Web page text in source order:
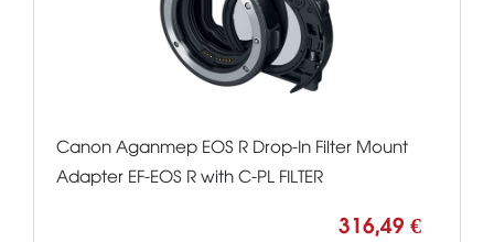
Canon Адаптер EOS R Drop-In Filter Mount
Adapter EF-EOS R with C-PL FILTER
316,49 €